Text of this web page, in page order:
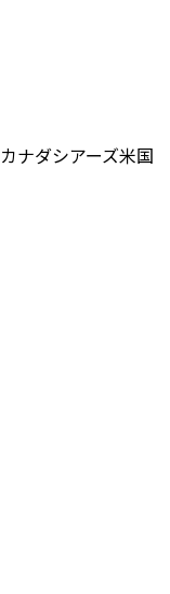
カナダシアーズ米国